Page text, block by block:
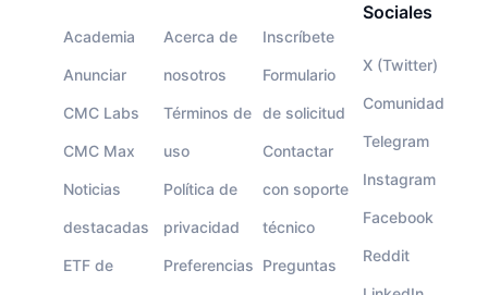
Academia
Anunciar
CMC Labs
CMC Max
Noticias
destacadas
ETF de
Acerca de
nosotros
Términos de
uso
Política de
privacidad
Preferencias
Inscríbete
Formulario
de solicitud
Contactar
con soporte
técnico
Preguntas
Sociales
X (Twitter)
Comunidad
Telegram
Instagram
Facebook
Reddit